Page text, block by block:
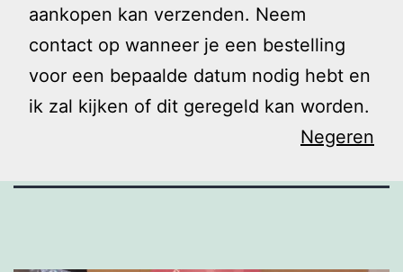
aankopen kan verzenden. Neem
contact op wanneer je een bestelling
voor een bepaalde datum nodig hebt en
ik zal kijken of dit geregeld kan worden.
Negeren
Bikkeltjes van
start!